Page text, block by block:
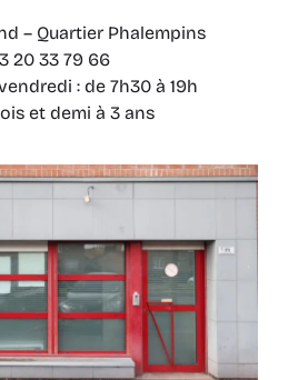
– Quartier Phalempins
20 33 79 66
: de 7h30 à 19h
et demi à 3 ans